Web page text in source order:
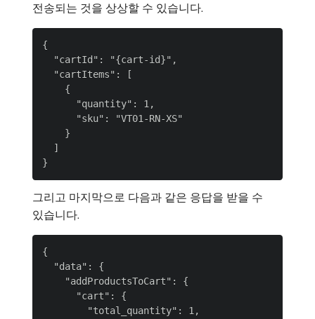
전송되는 것을 상상할 수 있습니다.
{
  "cartId": "{cart-id}",
  "cartItems": [
    {
      "quantity": 1,
      "sku": "VT01-RN-XS"
    }
  ]
그리고 마지막으로 다음과 같은 응답을 받을 수
있습니다.
{
  "data": {
    "addProductsToCart": {
      "cart": {
        "total_quantity": 1,